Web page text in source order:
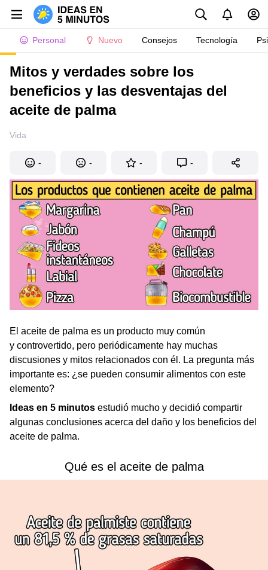
Personal Nuevo Consejos Tecnología
Mitos y verdades sobre los
beneficios y las desventajas del
aceite de palma
Vida
- - - -
El aceite de palma es un producto muy común
y controvertido, pero periódicamente hay muchas
discusiones y mitos relacionados con él. La pregunta más
importante es: ¿se pueden consumir alimentos con este
elemento?
Ideas en 5 minutos estudió mucho y decidió compartir
algunas conclusiones acerca del daño y los beneficios del
aceite de palma.
Qué es el aceite de palma